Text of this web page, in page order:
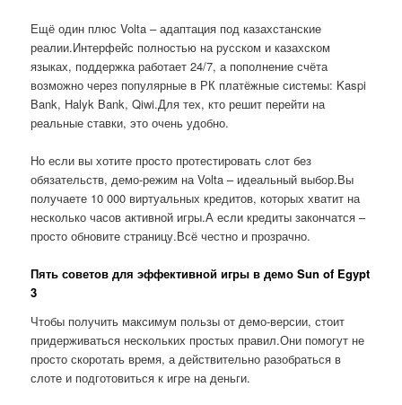
Ещё один плюс Volta – адаптация под казахстанские
реалии.Интерфейс полностью на русском и казахском
языках, поддержка работает 24/7, а пополнение счёта
возможно через популярные в РК платёжные системы: Kaspi
Bank, Halyk Bank, Qiwi.Для тех, кто решит перейти на
реальные ставки, это очень удобно.
Но если вы хотите просто протестировать слот без
обязательств, демо-режим на Volta – идеальный выбор.Вы
получаете 10 000 виртуальных кредитов, которых хватит на
несколько часов активной игры.А если кредиты закончатся –
просто обновите страницу.Всё честно и прозрачно.
Пять советов для эффективной игры в демо Sun of Egypt
3
Чтобы получить максимум пользы от демо-версии, стоит
придерживаться нескольких простых правил.Они помогут не
просто скоротать время, а действительно разобраться в
слоте и подготовиться к игре на деньги.